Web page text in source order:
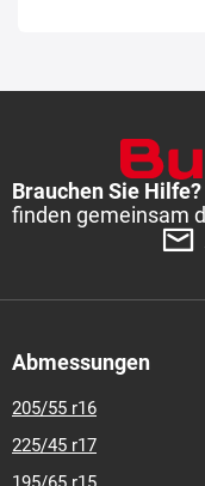
Brauchen Sie Hilfe?
finden gemeinsam
Abmessungen
205/55 r16
225/45 r17